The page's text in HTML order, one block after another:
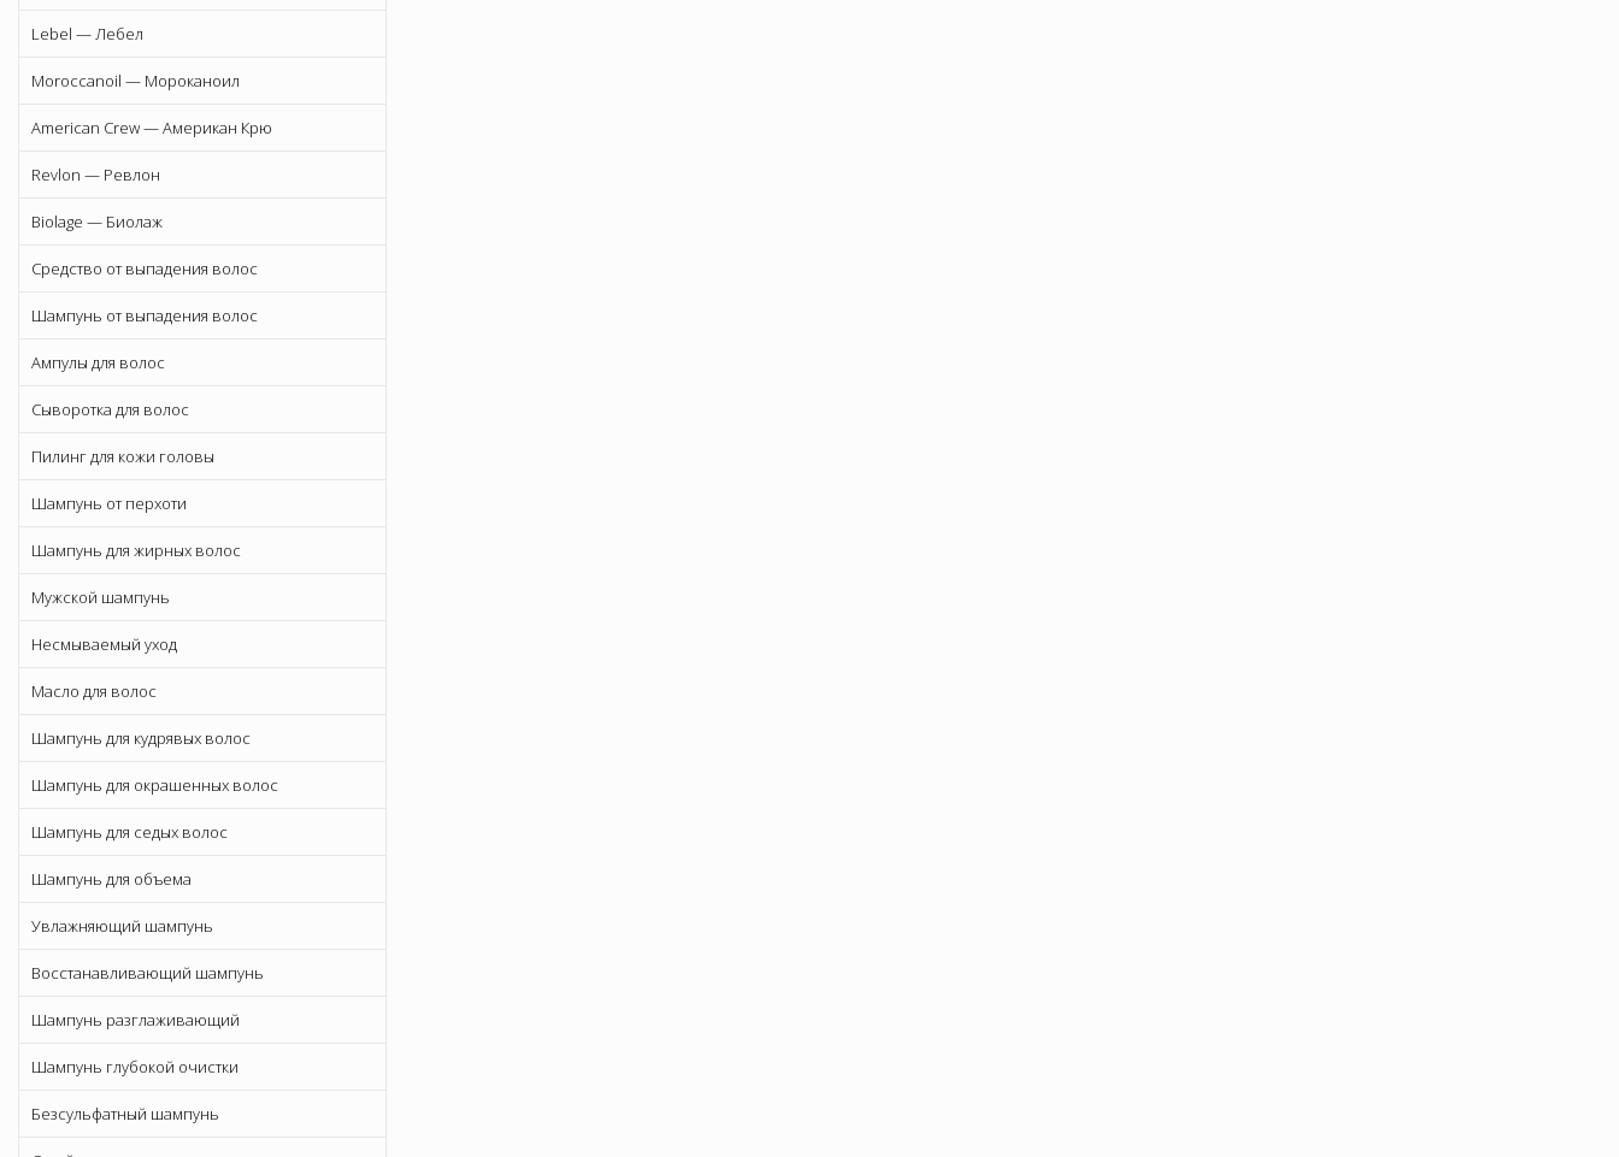
Lebel — Лебел
Moroccanoil — Мороканоил
American Crew — Американ Крю
Revlon — Ревлон
Biolage — Биолаж
Средство от выпадения волос
Шампунь от выпадения волос
Ампулы для волос
Сыворотка для волос
Пилинг для кожи головы
Шампунь от перхоти
Шампунь для жирных волос
Мужской шампунь
Несмываемый уход
Масло для волос
Шампунь для кудрявых волос
Шампунь для окрашенных волос
Шампунь для седых волос
Шампунь для объема
Увлажняющий шампунь
Восстанавливающий шампунь
Шампунь разглаживающий
Шампунь глубокой очистки
Безсульфатный шампунь